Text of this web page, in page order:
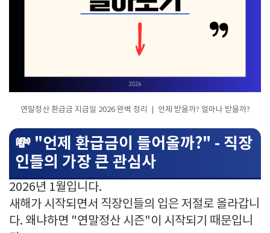
연말정산 환급금 지급일 2026 완벽 정리 ❘ 언제 받을까? 얼마나 받을까?
💸 "언제 환급금이 들어올까?" - 직장
인들의 가장 큰 관심사
2026년 1월입니다.
새해가 시작되면서 직장인들의 입은 저절로 올라갑니
다. 왜냐하면 "연말정산 시즌"이 시작되기 때문입니